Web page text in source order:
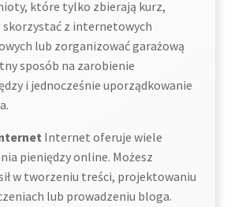
które tylko zbierają kurz,
skorzystać z internetowych
lub zorganizować garażową
sposób na zarobienie
i jednocześnie uporządkowanie
Internet oferuje wiele
pieniędzy online. Możesz
w tworzeniu treści, projektowaniu
lub prowadzeniu bloga.